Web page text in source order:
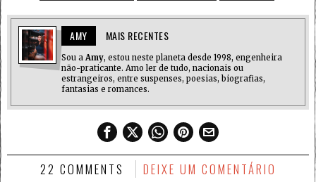
AMY MAIS RECENTES
Sou a Amy, estou neste planeta desde 1998, engenheira
não-praticante. Amo ler de tudo, nacionais ou
estrangeiros, entre suspenses, poesias, biografias,
fantasias e romances.
22 COMMENTS DEIXE UM COMENTÁRIO